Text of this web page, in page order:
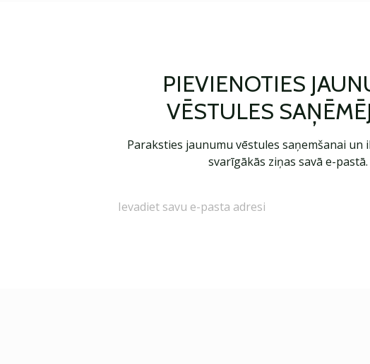
PIEVIENOTIES
VĒSTULES
Paraksties jaunumu vēstules saņemšanai un
svarīgākās ziņas savā e-pastā.